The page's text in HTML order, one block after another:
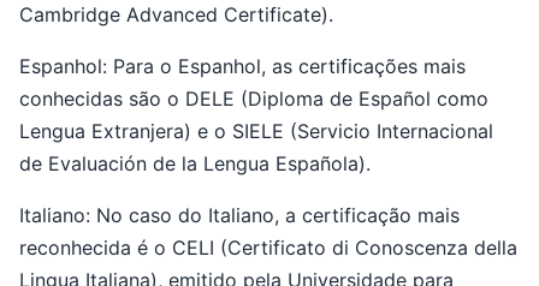
Cambridge Advanced Certificate).
Espanhol: Para o Espanhol, as certificações mais
conhecidas são o DELE (Diploma de Español como
Lengua Extranjera) e o SIELE (Servicio Internacional
de Evaluación de la Lengua Española).
Italiano: No caso do Italiano, a certificação mais
reconhecida é o CELI (Certificato di Conoscenza della
Lingua Italiana), emitido pela Universidade para